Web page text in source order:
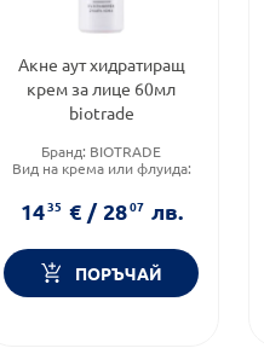
Акне аут хидратиращ
крем за лице 60мл
biotrade
Бранд: BIOTRADE
Вид на крема или флуида:
Функционалност:
1435 € / 2807 лв.
ПОРЪЧАЙ